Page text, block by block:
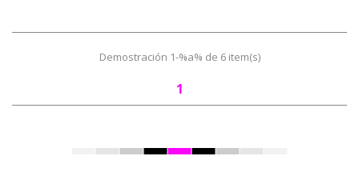
Demostración 1-%a% de 6 item(s)
1